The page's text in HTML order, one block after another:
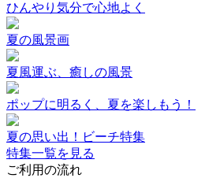
ひんやり気分で心地よく
夏の風景画
夏風運ぶ、癒しの風景
ポップに明るく、夏を楽しもう！
夏の思い出！ビーチ特集
特集一覧を見る
ご利用の流れ